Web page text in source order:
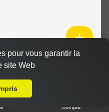
Compte
pour vous garantir la
site Web